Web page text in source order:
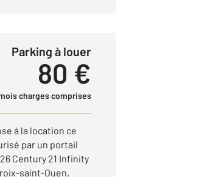
Parking à louer
80 €
charges comprises
à la location ce
par un portail
Century 21 Infinity
saint-Ouen,